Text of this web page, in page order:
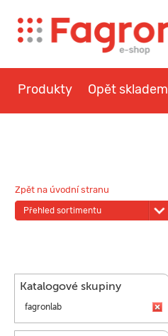
Produkty Opět skladem
Zpět na úvodní stranu
Přehled sortimentu
Katalogové skupiny
fagronlab